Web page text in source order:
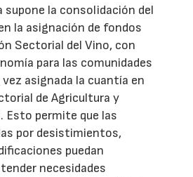
supone la consolidación del
la asignación de fondos
Sectorial del Vino, con
para las comunidades
asignada la cuantía en
de Agricultura y
Esto permite que las
por desistimientos,
puedan
necesidades